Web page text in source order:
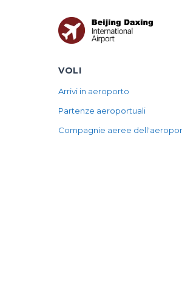
VOLI
Arrivi in aeroporto
Partenze aeroportuali
Compagnie aeree